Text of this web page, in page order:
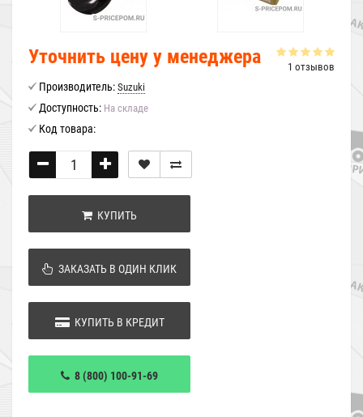
1 отзывов
Уточнить цену у менеджера
Производитель: Suzuki
Доступность: На складе
Код товара:
КУПИТЬ
ЗАКАЗАТЬ В ОДИН КЛИК
КУПИТЬ В КРЕДИТ
8 (800) 100-91-69